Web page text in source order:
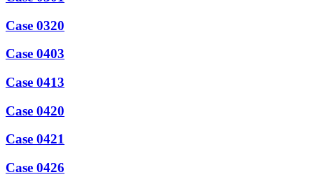
Case 0320
Case 0403
Case 0413
Case 0420
Case 0421
Case 0426